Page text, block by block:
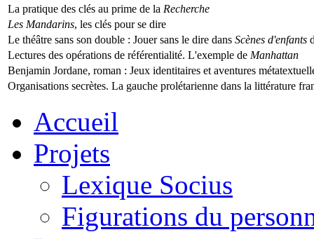
La pratique des clés au prime de la Recherche
Les Mandarins, les clés pour se dire
Le théâtre sans son double : Jouer sans le dire dans Scènes d'enfants
Lectures des opérations de référentialité. L'exemple de Manhattan
Benjamin Jordane, roman : Jeux identitaires et aventures
Organisations secrètes. La gauche prolétarienne dans la littérature
Accueil
Projets
Lexique Socius
Figurations du